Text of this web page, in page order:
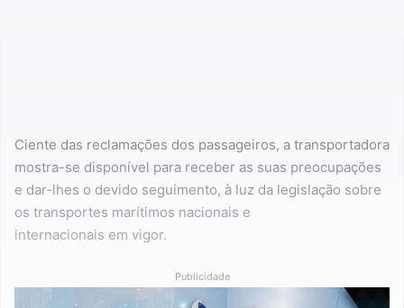
Ciente das reclamações dos passageiros, a transportadora
mostra-se disponível para receber as suas preocupações
e dar-lhes o devido seguimento, à luz da legislação sobre
os transportes marítimos nacionais e
internacionais em vigor.
Publicidade